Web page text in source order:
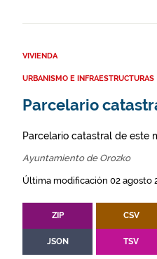
VIVIENDA
URBANISMO E INFRAESTRUCTURAS
Parcelario
Parcelario catastral de este
Ayuntamiento de Orozko
Última modificación 02 agosto
ZIP CSV
JSON TSV